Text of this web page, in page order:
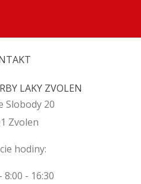
LAKY ZVOLEN
Slobody 20
Zvolen
hodiny:
8:00 - 16:30